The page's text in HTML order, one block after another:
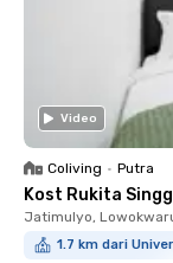
Video
Coliving • Putra
Kost Rukita
Jatimulyo,
1.7 km dari